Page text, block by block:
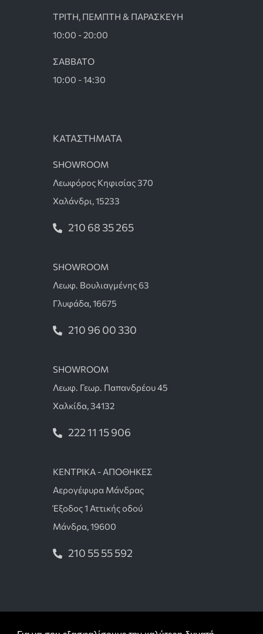
ΚΑΤΑΣΤΗΜΑΤΑ
SHOWROOM
Λεωφόρος Κηφισίας 370
Χαλάνδρι, 15233
210 68 35 265
SHOWROOM
Λεωφ. Βουλιαγμένης 63
Γλυφάδα, 16675
210 96 00 330
SHOWROOM
Λεωφ. Γεωρ. Παπανδρέου 45
Χαλκίδα, 34132
222 11 15 906
ΚΕΝΤΡΙΚΑ - ΑΠΟΘΗΚΕΣ
Αερογέφυρα Μάνδρας
Έξοδος 1 Αττικής οδού
Μάνδρα, 19600
210 55 55 592
ΤΡΙΤΗ, ΠΕΜΠΤΗ & ΠΑΡΑΣΚΕΥΗ
10:00 - 20:00
ΣΑΒΒΑΤΟ
10:00 - 14:30